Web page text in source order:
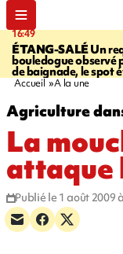
16:49
ÉTANG-SALÉUn
bouledogue observé
de baignade, le spot
Accueil A la une
Agriculture
La
attaque
Publié le 1 août 2009